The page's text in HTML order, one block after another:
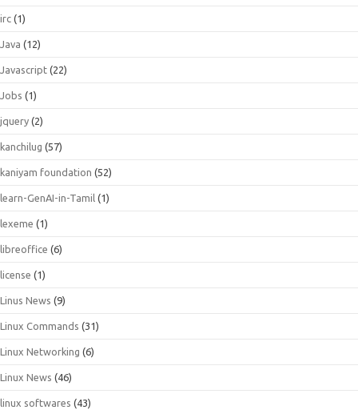
irc (1)
Java (12)
Javascript (22)
Jobs (1)
jquery (2)
kanchilug (57)
kaniyam foundation (52)
learn-GenAI-in-Tamil (1)
lexeme (1)
libreoffice (6)
license (1)
Linus News (9)
Linux Commands (31)
Linux Networking (6)
Linux News (46)
linux softwares (43)